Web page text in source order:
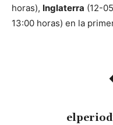
horas), Inglaterra (12-
13:00 horas) en la